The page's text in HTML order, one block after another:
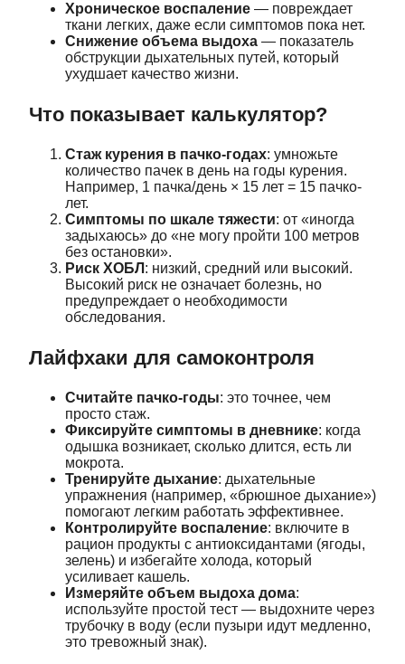
Хроническое воспаление — повреждает
ткани легких, даже если симптомов пока нет.
Снижение объема выдоха — показатель
обструкции дыхательных путей, который
ухудшает качество жизни.
Что показывает калькулятор?
Стаж курения в пачко-годах: умножьте
количество пачек в день на годы курения.
Например, 1 пачка/день × 15 лет = 15 пачко-
лет.
Симптомы по шкале тяжести: от «иногда
задыхаюсь» до «не могу пройти 100 метров
без остановки».
Риск ХОБЛ : низкий, средний или высокий.
Высокий риск не означает болезнь, но
предупреждает о необходимости
обследования.
Лайфхаки для самоконтроля
Считайте пачко-годы: это точнее, чем
просто стаж.
Фиксируйте симптомы в дневнике: когда
одышка возникает, сколько длится, есть ли
мокрота.
Тренируйте дыхание: дыхательные
упражнения (например, «брюшное дыхание»)
помогают легким работать эффективнее.
Контролируйте воспаление: включите в
рацион продукты с антиоксидантами (ягоды,
зелень) и избегайте холода, который
усиливает кашель.
Измеряйте объем выдоха дома:
используйте простой тест — выдохните через
трубочку в воду (если пузыри идут медленно,
это тревожный знак).